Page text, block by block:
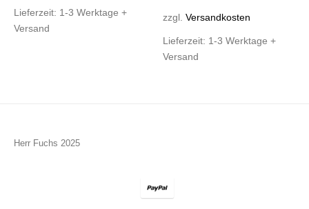
Lieferzeit: 1-3 Werktage +
Versand
zzgl. Versandkosten
Lieferzeit: 1-3 Werktage +
Versand
Herr Fuchs 2025